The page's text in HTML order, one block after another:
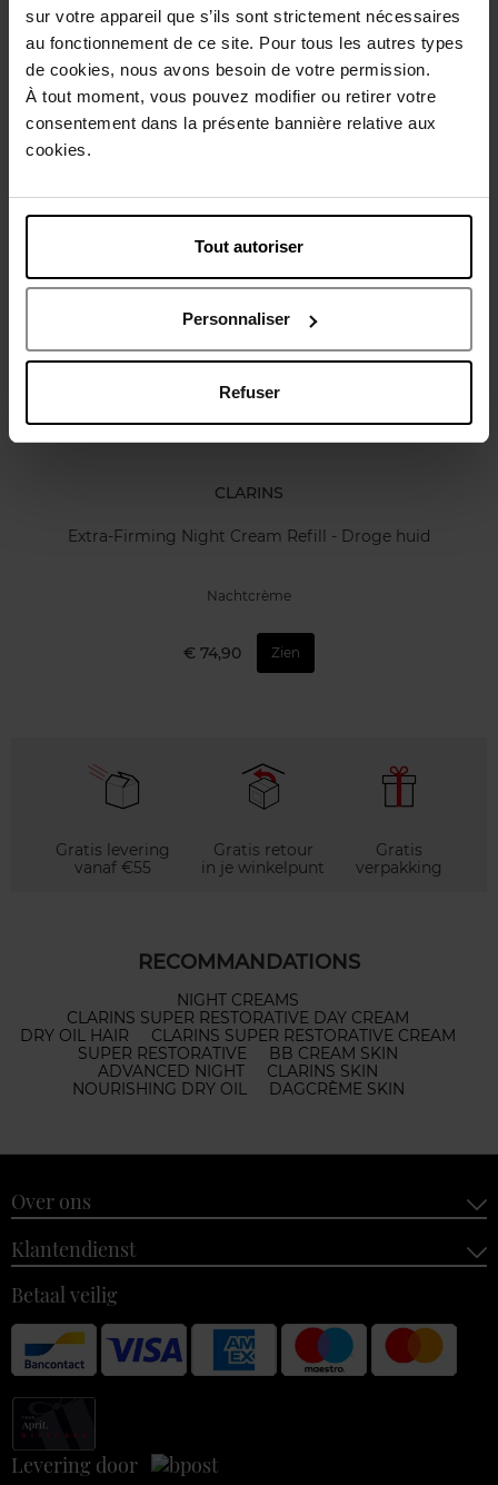
sur votre appareil que s’ils sont strictement nécessaires
au fonctionnement de ce site. Pour tous les autres types
de cookies, nous avons besoin de votre permission.
À tout moment, vous pouvez modifier ou retirer votre
consentement dans la présente bannière relative aux
cookies.
Tout autoriser
Personnaliser
Refuser
Gebruiksadvies
Karakteristieken
Review Beleid inzake klantbeoordelingen
Nog iets vergeten ?
CLARINS
Extra-Firming Night Cream Refill - Droge huid
Nachtcrème
€ 74,90 Zien
Gratis levering
vanaf €55
Gratis retour
in je winkelpunt
Gratis
verpakking
RECOMMANDATIONS
NIGHT CREAMS
CLARINS SUPER RESTORATIVE DAY CREAM
DRY OIL HAIR
CLARINS SUPER RESTORATIVE CREAM
SUPER RESTORATIVE
BB CREAM SKIN
ADVANCED NIGHT
CLARINS SKIN
NOURISHING DRY OIL
DAGCRÈME SKIN
Over ons
Klantendienst
Betaal veilig
Levering door